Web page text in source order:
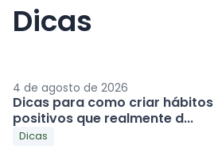
Dicas
4 de agosto de 2026
Dicas para como criar hábitos
positivos que realmente d...
Dicas